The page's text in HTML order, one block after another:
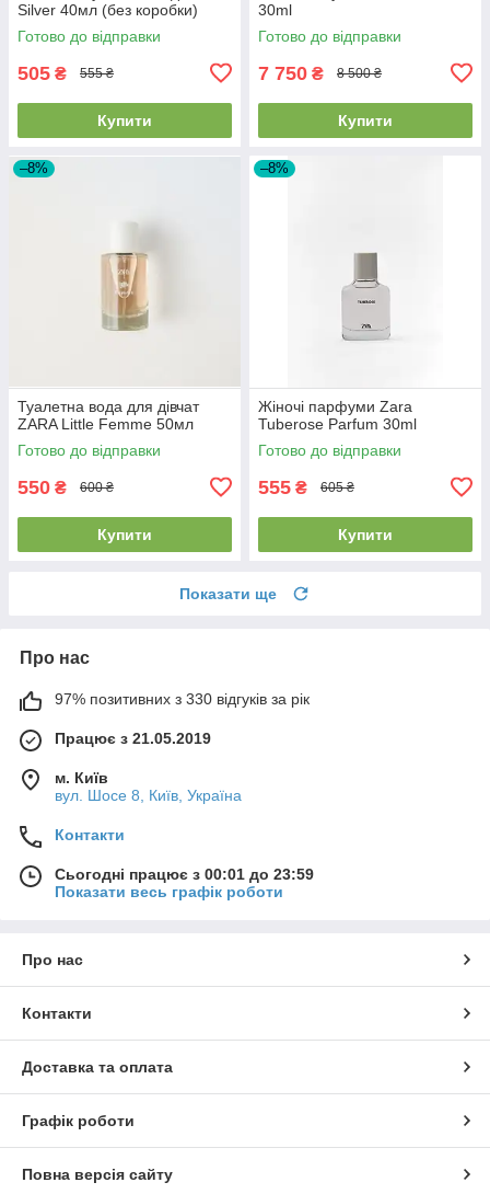
Silver 40мл (без коробки)
Готово до відправки
505 ₴ 555 ₴
Купити
30ml
Готово до відправки
7 750 ₴ 8 500 ₴
Купити
–8%
Туалетна вода для дівчат
ZARA Little Femme 50мл
Готово до відправки
550 ₴ 600 ₴
Купити
–8%
Жіночі парфуми Zara
Tuberose Parfum 30ml
Готово до відправки
555 ₴ 605 ₴
Купити
Показати ще
Про нас
97% позитивних з 330 відгуків за рік
Працює з 21.05.2019
м. Київ
вул. Шосе 8, Київ, Україна
Контакти
Сьогодні працює з 00:01 до 23:59
Показати весь графік роботи
Про нас
Контакти
Доставка та оплата
Графік роботи
Повна версія сайту